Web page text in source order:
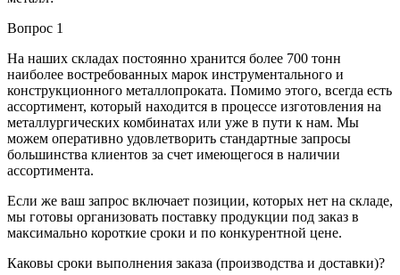
Вопрос 1
На наших складах постоянно хранится более 700 тонн
наиболее востребованных марок инструментального и
конструкционного металлопроката. Помимо этого, всегда есть
ассортимент, который находится в процессе изготовления на
металлургических комбинатах или уже в пути к нам. Мы
можем оперативно удовлетворить стандартные запросы
большинства клиентов за счет имеющегося в наличии
ассортимента.
Если же ваш запрос включает позиции, которых нет на складе,
мы готовы организовать поставку продукции под заказ в
максимально короткие сроки и по конкурентной цене.
Каковы сроки выполнения заказа (производства и доставки)?